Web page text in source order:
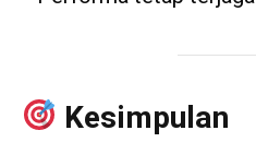
Kesimpulan